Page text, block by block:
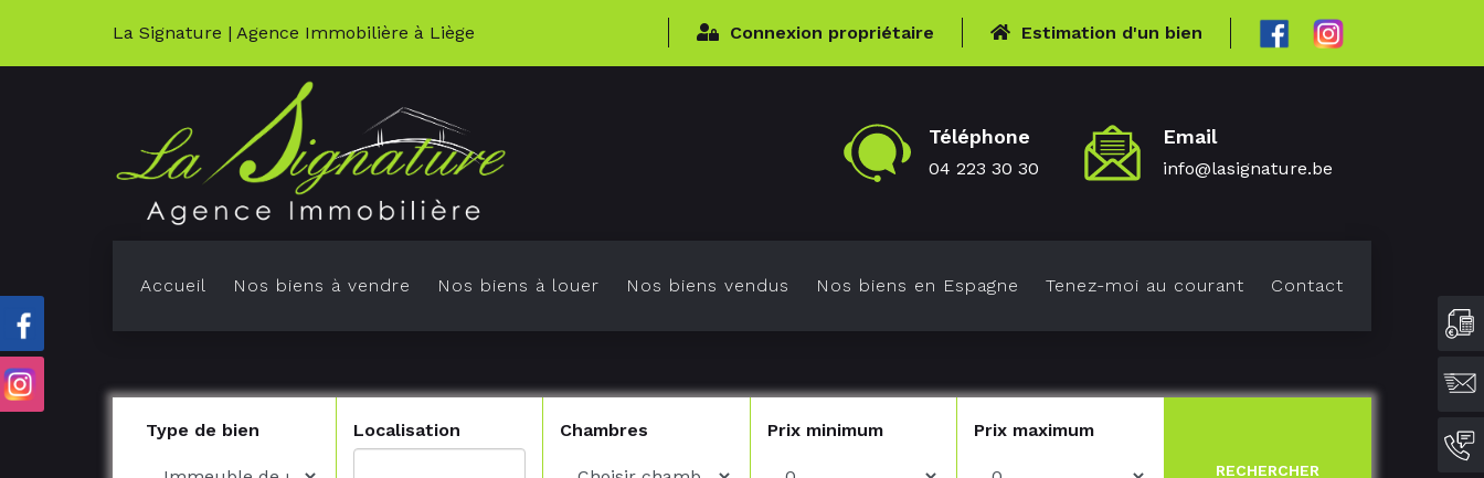
La Signature | Agence Immobilière à Liège Connexion propriétaire Estimation d'un bien
Téléphone
04 223 30 30
Email
info@lasignature.be
Accueil Nos biens à vendre Nos biens à louer Nos biens vendus Nos biens en Espagne Tenez-moi au courant Contact
Type de bien Localisation Chambres Prix minimum Prix maximum
RECHERCHER